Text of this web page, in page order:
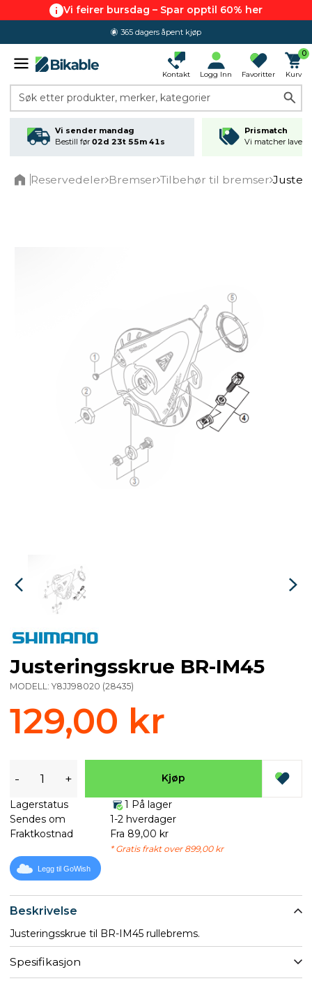
Vi feirer bursdag – Spar opptil 60% her
365 dagers åpent kjøp
Kontakt Logg Inn Favoritter
0
Kurv
Søk etter produkter, merker, kategorier
Vi sender mandag
Bestill før 02d 23t 55m 41s
Prismatch
Vi matcher
Reservedeler Bremser Tilbehør til bremser
Beskrivelse
Justeringsskrue til BR-IM45 rullebrems.
Spesifikasjon
Justeringsskrue BR-IM45
MODELL: Y8JJ98020 (28435)
129,00 kr
- + Kjøp
Lagerstatus
1 På lager
Sendes om
1-2 hverdager
Fraktkostnad
Fra 89,00 kr
* Gratis frakt over 899,00 kr
Legg til GoWish